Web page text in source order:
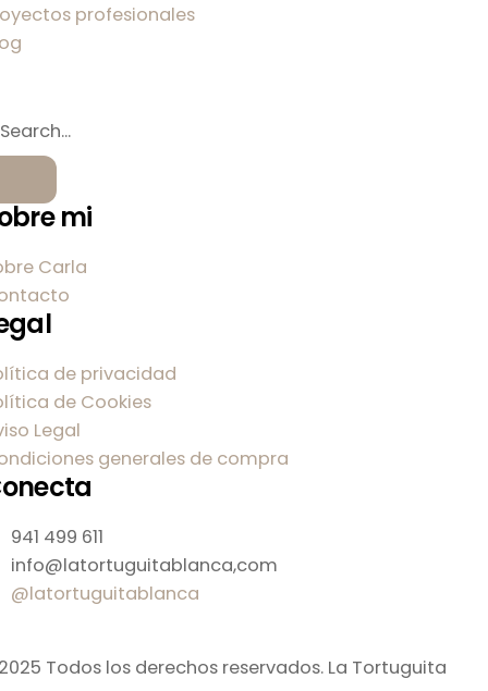
profesionales
mi
Carla
de privacidad
de Cookies
Legal
generales de compra
941 499 611
info@latortuguitablanca,com
@latortuguitablanca
Todos los derechos reservados. La Tortuguita